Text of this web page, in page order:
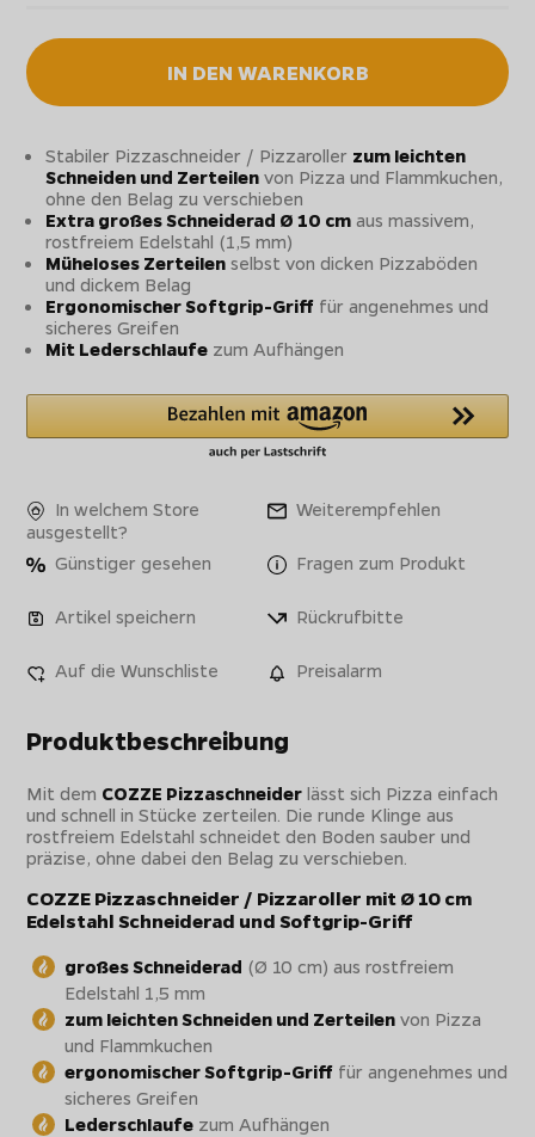
IN DEN WARENKORB
Stabiler Pizzaschneider / Pizzaroller zum leichten
Schneiden und Zerteilen von Pizza und Flammkuchen,
ohne den Belag zu verschieben
Extra großes Schneiderad Ø 10 cm aus massivem,
rostfreiem Edelstahl (1,5 mm)
Müheloses Zerteilen selbst von dicken Pizzaböden
und dickem Belag
Ergonomischer Softgrip-Griff für angenehmes und
sicheres Greifen
Mit Lederschlaufe zum Aufhängen
In welchem Store
ausgestellt?
Weiterempfehlen
Günstiger gesehen Fragen zum Produkt
Artikel speichern Rückrufbitte
Auf die Wunschliste Preisalarm
Produktbeschreibung
Mit dem COZZE Pizzaschneider lässt sich Pizza einfach
und schnell in Stücke zerteilen. Die runde Klinge aus
rostfreiem Edelstahl schneidet den Boden sauber und
präzise, ohne dabei den Belag zu verschieben.
COZZE Pizzaschneider / Pizzaroller mit Ø 10 cm
Edelstahl Schneiderad und Softgrip-Griff
großes Schneiderad (Ø 10 cm) aus rostfreiem
Edelstahl 1,5 mm
zum leichten Schneiden und Zerteilen von Pizza
und Flammkuchen
ergonomischer Softgrip-Griff für angenehmes und
sicheres Greifen
Lederschlaufe zum Aufhängen